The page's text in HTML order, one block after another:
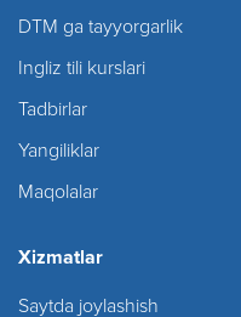
DTM ga tayyorgarlik
Ingliz tili kurslari
Tadbirlar
Yangiliklar
Maqolalar
Xizmatlar
Saytda joylashish